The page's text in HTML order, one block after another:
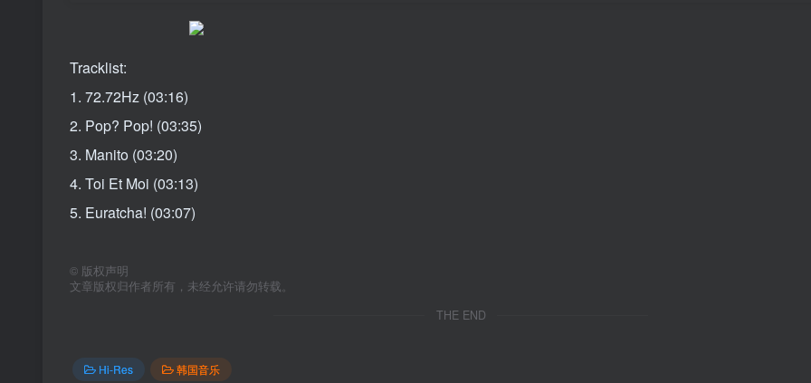
Tracklist:
1. 72.72Hz (03:16)
2. Pop? Pop! (03:35)
3. Manito (03:20)
4. Toi Et Moi (03:13)
5. Euratcha! (03:07)
© 版权声明
文章版权归作者所有，未经允许请勿转载。
THE END
Hi-Res
韩国音乐